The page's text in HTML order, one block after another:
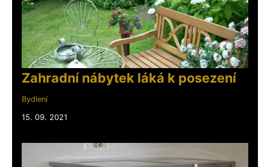
Zahradní nábytek láká k posezení
Bydlení
15. 09. 2021